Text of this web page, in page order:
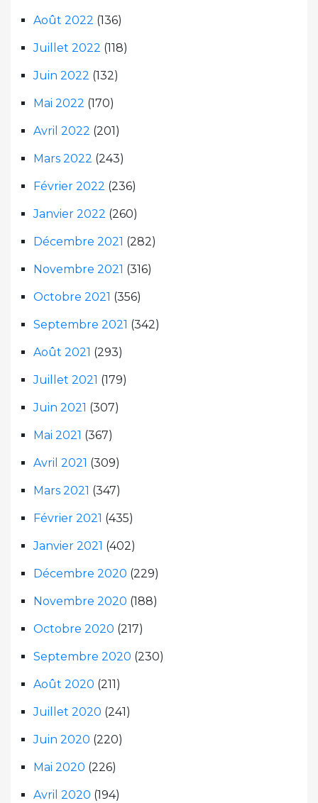
Août 2022 (136)
Juillet 2022 (118)
Juin 2022 (132)
Mai 2022 (170)
Avril 2022 (201)
Mars 2022 (243)
Février 2022 (236)
Janvier 2022 (260)
Décembre 2021 (282)
Novembre 2021 (316)
Octobre 2021 (356)
Septembre 2021 (342)
Août 2021 (293)
Juillet 2021 (179)
Juin 2021 (307)
Mai 2021 (367)
Avril 2021 (309)
Mars 2021 (347)
Février 2021 (435)
Janvier 2021 (402)
Décembre 2020 (229)
Novembre 2020 (188)
Octobre 2020 (217)
Septembre 2020 (230)
Août 2020 (211)
Juillet 2020 (241)
Juin 2020 (220)
Mai 2020 (226)
Avril 2020 (194)